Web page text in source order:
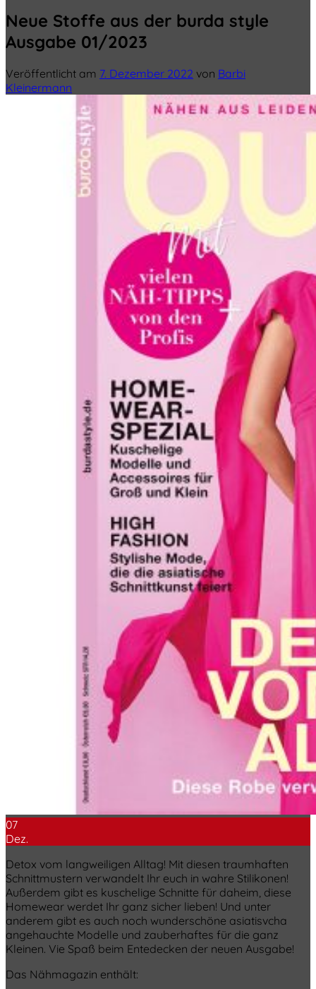
Neue Stoffe aus der burda style
Ausgabe 01/2023
Veröffentlicht am 7. Dezember 2022 von Barbi
Kleinermann
07
Dez.
Detox vom langweiligen Alltag! Mit diesen traumhaften
Schnittmustern verwandelt Ihr euch in wahre Stilikonen!
Außerdem gibt es kuschelige Schnitte für daheim, diese
Homewear werdet Ihr ganz sicher lieben! Und unter
anderem gibt es auch noch wunderschöne asiatisvcha
angehauchte Modelle und zauberhaftes für die ganz
Kleinen. Vie Spaß beim Entedecken der neuen Ausgabe!
Das Nähmagazin enthält: